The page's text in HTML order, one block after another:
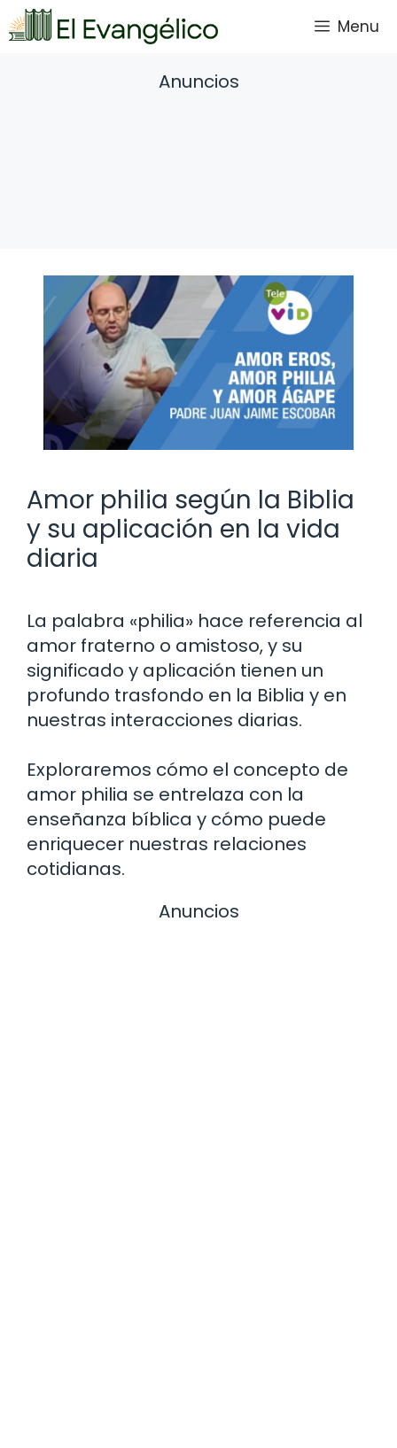
Saltar
al
Menu
Anuncios
Amor philia según la Biblia
y su aplicación en la vida
diaria
La palabra «philia» hace referencia al
amor fraterno o amistoso, y su
significado y aplicación tienen un
profundo trasfondo en la Biblia y en
nuestras interacciones diarias.
Exploraremos cómo el concepto de
amor philia se entrelaza con la
enseñanza bíblica y cómo puede
enriquecer nuestras relaciones
cotidianas.
Anuncios